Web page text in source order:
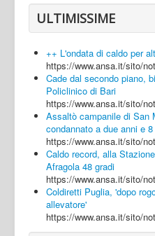
Caserta
Napoli
Salerno
Login
ULTIMISSIME
++ L'ondata di caldo per
https://www.ansa.it/sito/
Cade dal secondo piano,
Policlinico di Bari
https://www.ansa.it/sito/
Assaltò campanile di San
condannato a due anni e
https://www.ansa.it/sito/
Caldo record, alla
Afragola 48 gradi
https://www.ansa.it/sito/
Coldiretti Puglia, 'dopo
allevatore'
https://www.ansa.it/sito/